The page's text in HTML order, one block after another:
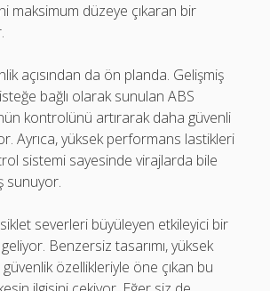
maksimum düzeye çıkaran bir
açısından da ön planda. Gelişmiş
bağlı olarak sunulan ABS
kontrolünü artırarak daha güvenli
Ayrıca, yüksek performans lastikleri
sistemi sayesinde virajlarda bile
sunuyor.
severleri büyüleyen etkileyici bir
Benzersiz tasarımı, yüksek
özellikleriyle öne çıkan bu